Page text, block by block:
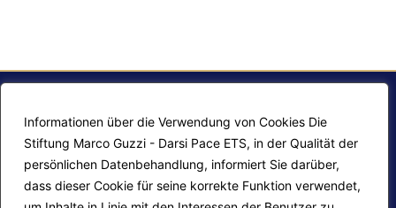
Informationen über die Verwendung von Cookies Die
Stiftung Marco Guzzi - Darsi Pace ETS, in der Qualität der
persönlichen Datenbehandlung, informiert Sie darüber,
dass dieser Cookie für seine korrekte Funktion verwendet,